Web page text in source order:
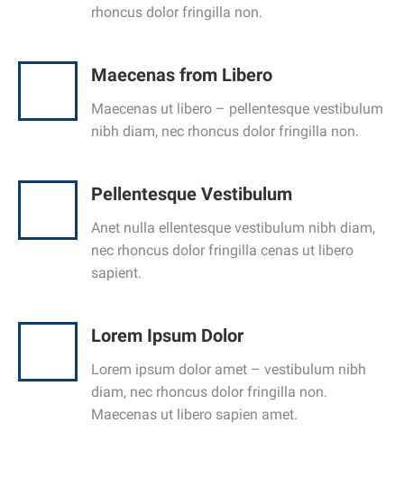
rhoncus dolor fringilla non.
Maecenas from Libero
Maecenas ut libero – pellentesque vestibulum
nibh diam, nec rhoncus dolor fringilla non.
Pellentesque Vestibulum
Anet nulla ellentesque vestibulum nibh diam,
nec rhoncus dolor fringilla cenas ut libero
sapient.
Lorem Ipsum Dolor
Lorem ipsum dolor amet – vestibulum nibh
diam, nec rhoncus dolor fringilla non.
Maecenas ut libero sapien amet.